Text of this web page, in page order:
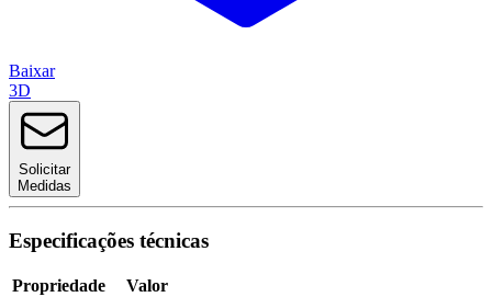
Baixar
3D
Solicitar
Medidas
Especificações técnicas
Propriedade
Valor